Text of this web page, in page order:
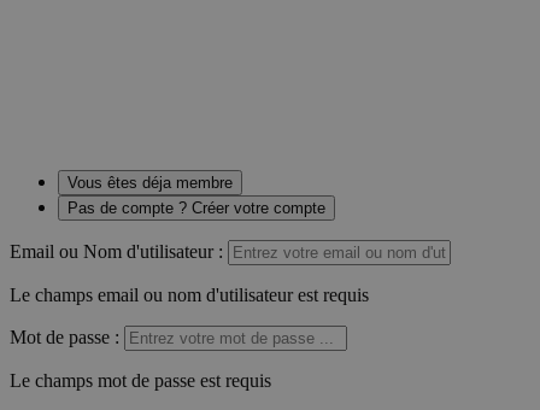
Vous êtes déja membre
Pas de compte ? Créer votre compte
Email ou Nom d'utilisateur :
Le champs email ou nom d'utilisateur est requis
Mot de passe :
Le champs mot de passe est requis